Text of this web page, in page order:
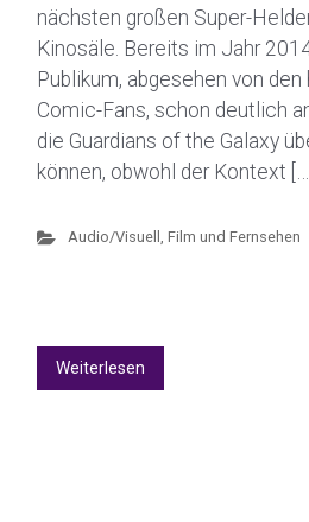
nächsten großen Super-
Kinosäle. Bereits im Jahr
Publikum, abgesehen von
Comic-Fans, schon deutlich
die Guardians of the Galaxy
können, obwohl der Kontext […]
Audio/Visuell , Film und Fernsehen
Weiterlesen